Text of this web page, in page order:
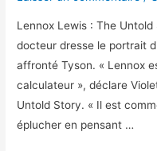
Lennox Lewis : The
docteur dresse le portrait
affronté Tyson. « Lennox
calculateur », déclare
Untold Story. « Il est
éplucher en pensant …